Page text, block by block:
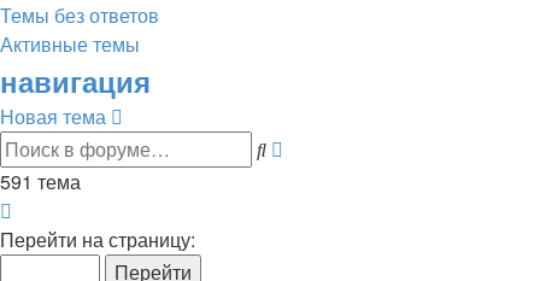
Темы без ответов
Активные темы
навигация
Новая тема
Поиск
591 тема
1
Перейти на страницу: